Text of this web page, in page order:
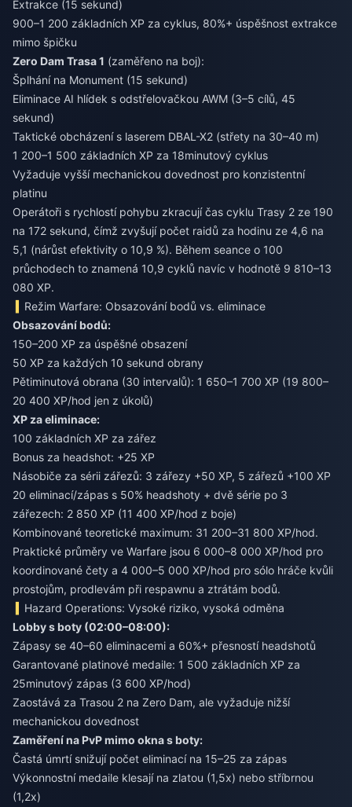
Extrakce (15 sekund)
900–1 200 základních XP za cyklus, 80%+ úspěšnost extrakce
mimo špičku
Zero Dam Trasa 1 (zaměřeno na boj):
Šplhání na Monument (15 sekund)
Eliminace AI hlídek s odstřelovačkou AWM (3–5 cílů, 45
sekund)
Taktické obcházení s laserem DBAL-X2 (střety na 30–40 m)
1 200–1 500 základních XP za 18minutový cyklus
Vyžaduje vyšší mechanickou dovednost pro konzistentní
platinu
Operátoři s rychlostí pohybu zkracují čas cyklu Trasy 2 ze 190
na 172 sekund, čímž zvyšují počet raidů za hodinu ze 4,6 na
5,1 (nárůst efektivity o 10,9 %). Během seance o 100
průchodech to znamená 10,9 cyklů navíc v hodnotě 9 810–13
080 XP.
Režim Warfare: Obsazování bodů vs. eliminace
Obsazování bodů:
150–200 XP za úspěšné obsazení
50 XP za každých 10 sekund obrany
Pětiminutová obrana (30 intervalů): 1 650–1 700 XP (19 800–
20 400 XP/hod jen z úkolů)
XP za eliminace:
100 základních XP za zářez
Bonus za headshot: +25 XP
Násobiče za sérii zářezů: 3 zářezy +50 XP, 5 zářezů +100 XP
20 eliminací/zápas s 50% headshoty + dvě série po 3
zářezech: 2 850 XP (11 400 XP/hod z boje)
Kombinované teoretické maximum: 31 200–31 800 XP/hod.
Praktické průměry ve Warfare jsou 6 000–8 000 XP/hod pro
koordinované čety a 4 000–5 000 XP/hod pro sólo hráče kvůli
prostojům, prodlevám při respawnu a ztrátám bodů.
Hazard Operations: Vysoké riziko, vysoká odměna
Lobby s boty (02:00–08:00):
Zápasy se 40–60 eliminacemi a 60%+ přesností headshotů
Garantované platinové medaile: 1 500 základních XP za
25minutový zápas (3 600 XP/hod)
Zaostává za Trasou 2 na Zero Dam, ale vyžaduje nižší
mechanickou dovednost
Zaměření na PvP mimo okna s boty:
Častá úmrtí snižují počet eliminací na 15–25 za zápas
Výkonnostní medaile klesají na zlatou (1,5x) nebo stříbrnou
(1,2x)